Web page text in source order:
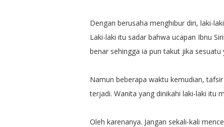
Dengan berusaha menghibur diri, laki-
Laki-laki itu sadar bahwa ucapan Ibnu
benar sehingga ia pun takut jika
Namun beberapa waktu kemudian,
terjadi. Wanita yang dinikahi laki-laki itu
Oleh karenanya. Jangan sekali-kali